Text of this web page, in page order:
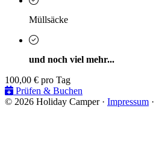
Müllsäcke
und noch viel mehr...
100,00 € pro Tag
Prüfen & Buchen
© 2026 Holiday Camper · Impressum ·